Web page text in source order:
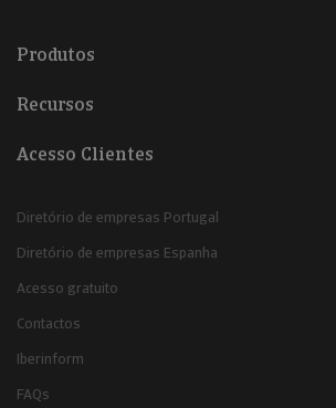
Produtos
Recursos
Acesso Clientes
Diretório de empresas Portugal
Diretório de empresas Espanha
Acesso gratuito
Contactos
Iberinform
FAQs